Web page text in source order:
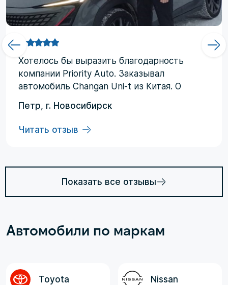
Хотелоcь бы выразить благодарность
компании Priority Аuto. Заказывал
автомобиль Changan Uni-t из Китая. О
компании узнал от друзей и коллег по
работе. Работал со мной менеджер
Евгений, логисты Ольга и Регина. В начале
доставки до Владивостока составил три
месяца (особенности логистики и оплаты).
рамках договора; - Неизменная,
оговоренная, окончательная стоимость
логистов и экспедитора. Все
Петр, г. Новосибирск
Читать отзыв
Показать все отзывы
Автомобили по маркам
Toyota Nissan